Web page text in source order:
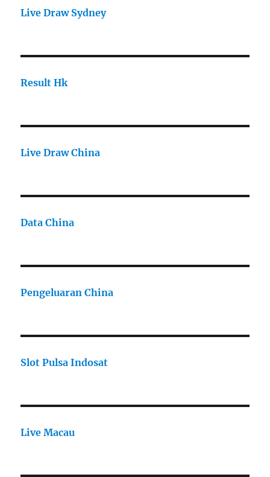
Live Draw Sydney
Result Hk
Live Draw China
Data China
Pengeluaran China
Slot Pulsa Indosat
Live Macau